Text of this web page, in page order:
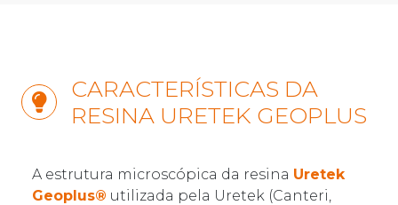
CARACTERÍSTICAS DA
RESINA URETEK GEOPLUS
A estrutura microscópica da resina Uretek
Geoplus® utilizada pela Uretek (Canteri,